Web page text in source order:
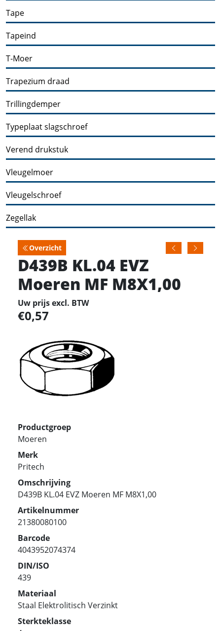
Tape
Tapeind
T-Moer
Trapezium draad
Trillingdemper
Typeplaat slagschroef
Verend drukstuk
Vleugelmoer
Vleugelschroef
Zegellak
Overzicht
D439B KL.04 EVZ
Moeren MF M8X1,00
Uw prijs excl. BTW
0,57
Productgroep
Moeren
Merk
Pritech
Omschrijving
D439B KL.04 EVZ Moeren MF M8X1,00
Artikelnummer
21380080100
Barcode
4043952074374
DIN/ISO
439
Materiaal
Staal Elektrolitisch Verzinkt
Sterkteklasse